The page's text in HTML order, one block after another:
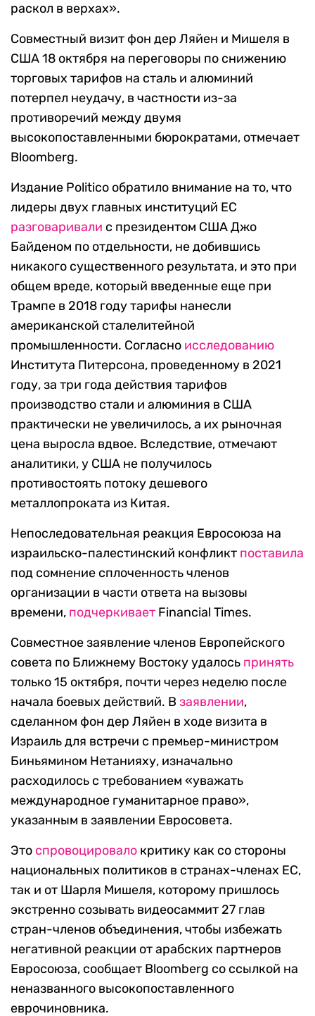
раскол в верхах».
Совместный визит фон дер Ляйен и Мишеля в
США 18 октября на переговоры по снижению
торговых тарифов на сталь и алюминий
потерпел неудачу, в частности из-за
противоречий между двумя
высокопоставленными бюрократами, отмечает
Bloomberg.
Издание Politico обратило внимание на то, что
лидеры двух главных институций ЕС
разговаривали с президентом США Джо
Байденом по отдельности, не добившись
никакого существенного результата, и это при
общем вреде, который введенные еще при
Трампе в 2018 году тарифы нанесли
американской сталелитейной
промышленности. Согласно исследованию
Института Питерсона, проведенному в 2021
году, за три года действия тарифов
производство стали и алюминия в США
практически не увеличилось, а их рыночная
цена выросла вдвое. Вследствие, отмечают
аналитики, у США не получилось
противостоять потоку дешевого
металлопроката из Китая.
Непоследовательная реакция Евросоюза на
израильско-палестинский конфликт поставила
под сомнение сплоченность членов
организации в части ответа на вызовы
времени, подчеркивает Financial Times.
Совместное заявление членов Европейского
совета по Ближнему Востоку удалось принять
только 15 октября, почти через неделю после
начала боевых действий. В заявлении,
сделанном фон дер Ляйен в ходе визита в
Израиль для встречи с премьер-министром
Биньямином Нетанияху, изначально
расходилось с требованием «уважать
международное гуманитарное право»,
указанным в заявлении Евросовета.
Это спровоцировало критику как со стороны
национальных политиков в странах-членах ЕС,
так и от Шарля Мишеля, которому пришлось
экстренно созывать видеосаммит 27 глав
стран-членов объединения, чтобы избежать
негативной реакции от арабских партнеров
Евросоюза, сообщает Bloomberg со ссылкой на
неназванного высокопоставленного
еврочиновника.